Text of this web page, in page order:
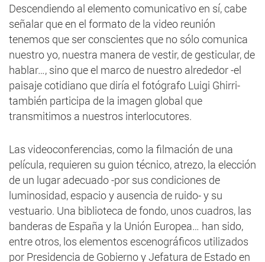
Descendiendo al elemento comunicativo en sí, cabe
señalar que en el formato de la video reunión
tenemos que ser conscientes que no sólo comunica
nuestro yo, nuestra manera de vestir, de gesticular, de
hablar…, sino que el marco de nuestro alrededor -el
paisaje cotidiano que diría el fotógrafo Luigi Ghirri-
también participa de la imagen global que
transmitimos a nuestros interlocutores.
Las videoconferencias, como la filmación de una
película, requieren su guion técnico, atrezo, la elección
de un lugar adecuado -por sus condiciones de
luminosidad, espacio y ausencia de ruido- y su
vestuario. Una biblioteca de fondo, unos cuadros, las
banderas de España y la Unión Europea… han sido,
entre otros, los elementos escenográficos utilizados
por Presidencia de Gobierno y Jefatura de Estado en